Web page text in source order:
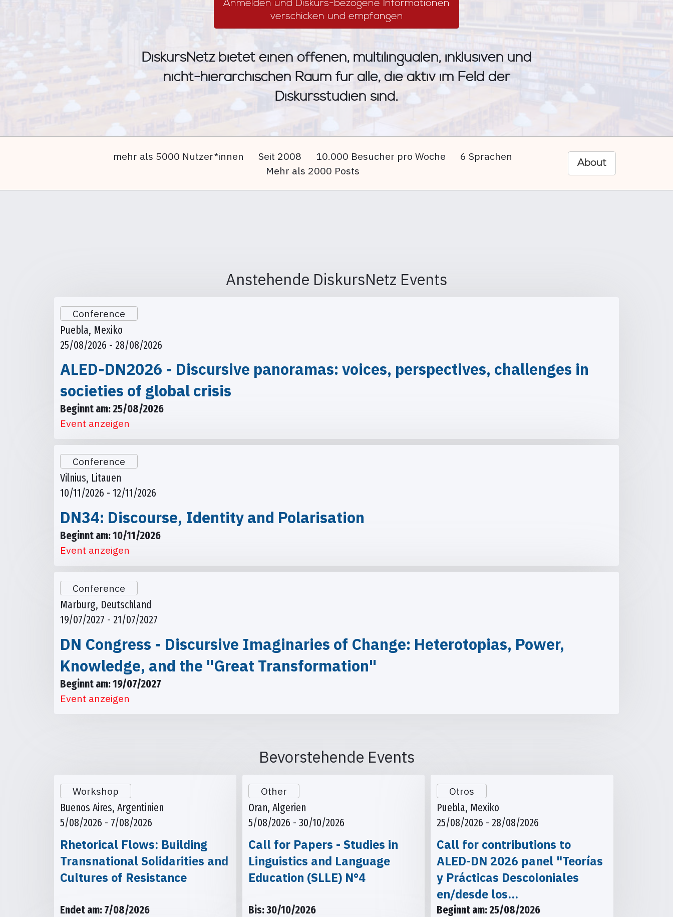
Anmelden und Diskurs-bezogene Informationen
verschicken und empfangen
DiskursNetz bietet einen offenen, multilingualen, inklusiven und
nicht-hierarchischen Raum für alle, die aktiv im Feld der
Diskursstudien sind.
mehr als 5000 Nutzer*innen Seit 2008 10.000 Besucher pro Woche
6 Sprachen
Mehr als 2000 Posts
About
Anstehende DiskursNetz Events
Conference
Puebla, Mexiko
25/08/2026 - 28/08/2026
ALED-DN2026 - Discursive panoramas: voices, perspectives, challenges in
societies of global crisis
Beginnt am: 25/08/2026
Event anzeigen
Conference
Vilnius, Litauen
10/11/2026 - 12/11/2026
DN34: Discourse, Identity and Polarisation
Beginnt am: 10/11/2026
Event anzeigen
Conference
Marburg, Deutschland
19/07/2027 - 21/07/2027
DN Congress - Discursive Imaginaries of Change: Heterotopias, Power,
Knowledge, and the "Great Transformation"
Beginnt am: 19/07/2027
Event anzeigen
Bevorstehende Events
Workshop
Buenos Aires, Argentinien
5/08/2026 - 7/08/2026
Rhetorical Flows: Building
Transnational Solidarities and
Cultures of Resistance
Endet am: 7/08/2026
Other
Oran, Algerien
5/08/2026 - 30/10/2026
Call for Papers - Studies in
Linguistics and Language
Education (SLLE) N°4
Bis: 30/10/2026
Otros
Puebla, Mexiko
25/08/2026 - 28/08/2026
Call for contributions to
ALED-DN 2026 panel "Teorías
y Prácticas Descoloniales
en/desde los…
Beginnt am: 25/08/2026